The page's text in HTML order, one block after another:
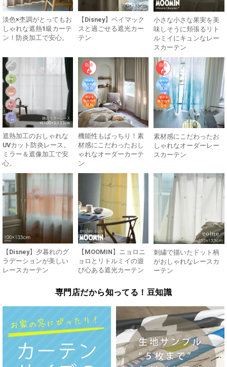
淡色×杢調がとってもお
しゃれな遮熱1級カーテ
ン！防炎加工で安心。
【Disney】ベイマック
スと過ごせる遮光カー
テン
小さな小さな果実を美
味しそうに頬張るリト
ルミイにキュンなレー
スカーテン
遮熱加工のおしゃれな
UVカット防炎レース。
ミラー＆遮像加工で安
心。
機能性もばっちり！素
材感にこだわったおし
ゃれなオーダーカーテ
ン
素材感にこだわったお
しゃれなオーダーレー
スカーテン
【Disney】夕暮れのグ
ラデーションが美しい
レースカーテン
【MOOMIN】ニョロニ
ョロとリトルミイの遊
び心ある遮光カーテン
刺繍で描いたドット柄
がおしゃれなレースカ
ーテン
専門店だから知ってる！豆知識